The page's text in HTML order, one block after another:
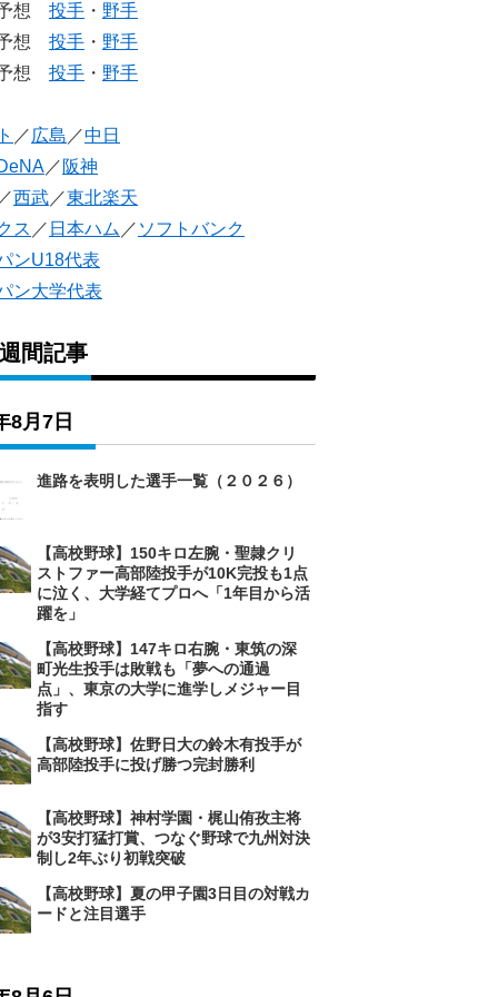
想 投手 ・ 野手
想 投手 ・ 野手
想 投手 ・ 野手
／ 広島 ／中日
／ 阪神
西武 ／東北楽天
ス ／ 日本ハム ／ ソフトバンク
ンU18代表
ン大学代表
間記事
8月7日
進路を表明した選手一覧（２０２６）
【高校野球】150キロ左腕・聖隷クリ
ストファー高部陸投手が10K完投も1点
に泣く、大学経てプロへ「1年目から活
躍を」
【高校野球】147キロ右腕・東筑の深
町光生投手は敗戦も「夢への通過
点」、東京の大学に進学しメジャー目
指す
【高校野球】佐野日大の鈴木有投手が
高部陸投手に投げ勝つ完封勝利
【高校野球】神村学園・梶山侑孜主将
が3安打猛打賞、つなぐ野球で九州対決
制し2年ぶり初戦突破
【高校野球】夏の甲子園3日目の対戦カ
ードと注目選手